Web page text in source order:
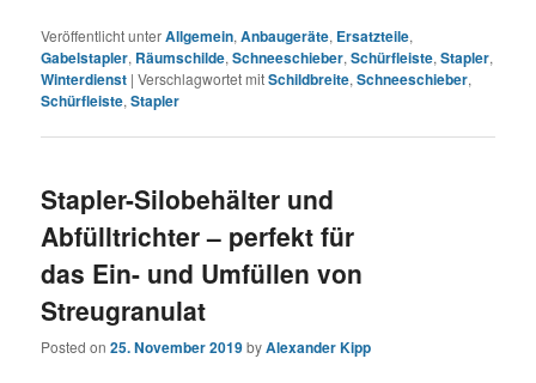
Veröffentlicht unterAllgemein,Anbaugeräte, Ersatzteile,
Gabelstapler, Räumschilde,Schneeschieber,Schürfleiste,Stapler,
Winterdienst |Verschlagwortet mitSchildbreite,Schneeschieber,
Schürfleiste,Stapler
Stapler-Silobehälter und
Abfülltrichter – perfekt für
das Ein- und Umfüllen von
Streugranulat
Posted on25. November 2019byAlexander Kipp